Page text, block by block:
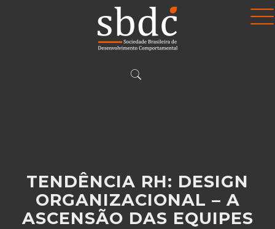
TENDÊNCIA RH: DESIGN
ORGANIZACIONAL – A
ASCENSÃO DAS EQUIPES